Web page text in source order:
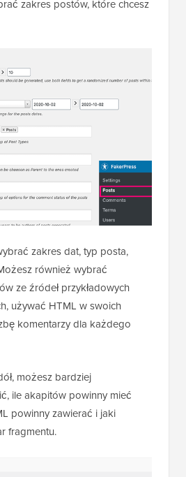
zakres postów, które chcesz
zakres dat, typ posta,
również wybrać
ze źródeł przykładowych
używać HTML w swoich
komentarzy dla każdego
możesz bardziej
ile akapitów powinny mieć
powinny zawierać i jaki
fragmentu.